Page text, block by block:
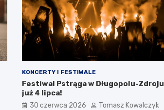
KONCERTY I FESTIWALE
Festiwal Pstrąga w Długopolu-Zdroju
już 4 lipca!
30 czerwca 2026 Tomasz Kowalczyk